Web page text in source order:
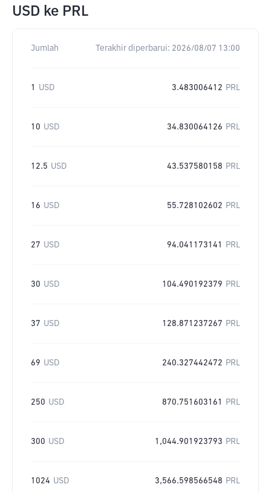
USD ke PRL
Jumlah Terakhir diperbarui: 2026/08/07 13:00
1 USD 3.483006412 PRL
10 USD 34.830064126 PRL
12.5 USD 43.537580158 PRL
16 USD 55.728102602 PRL
27 USD 94.041173141 PRL
30 USD 104.490192379 PRL
37 USD 128.871237267 PRL
69 USD 240.327442472 PRL
250 USD 870.751603161 PRL
300 USD 1,044.901923793 PRL
1024 USD 3,566.598566548 PRL